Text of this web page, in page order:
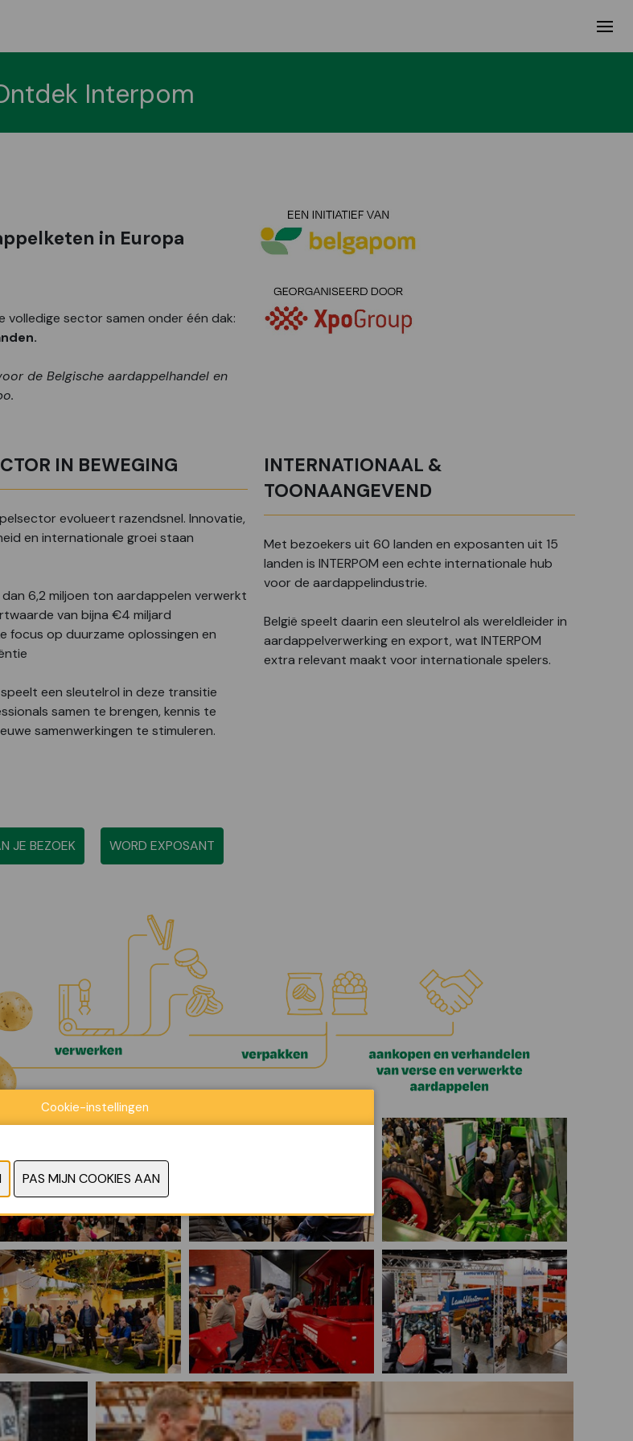
Interpom
in Europa
sector samen onder één dak:
de Belgische aardappelhandel en
IN BEWEGING
evolueert razendsnel. Innovatie,
en internationale groei staan
6,2 miljoen ton aardappelen verwerkt
van bijna €4 miljard
focus op duurzame oplossingen en
speelt een sleutelrol in deze transitie
samen te brengen, kennis te
samenwerkingen te stimuleren.
INTERNATIONAAL &
TOONAANGEVEND
Met bezoekers uit 60 landen en exposanten uit 15
landen is INTERPOM een echte internationale hub
voor de aardappelindustrie.
België speelt daarin een sleutelrol als wereldleider in
aardappelverwerking en export, wat INTERPOM
extra relevant maakt voor internationale spelers.
JE BEZOEK WORD EXPOSANT
Cookie-instellingen